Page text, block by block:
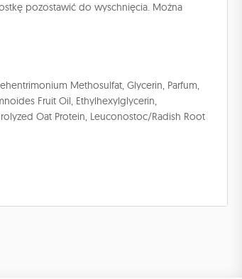
pozostawić do wyschnięcia. Można
Methosulfat, Glycerin, Parfum,
Fruit Oil, Ethylhexylglycerin,
Oat Protein, Leuconostoc/Radish Root